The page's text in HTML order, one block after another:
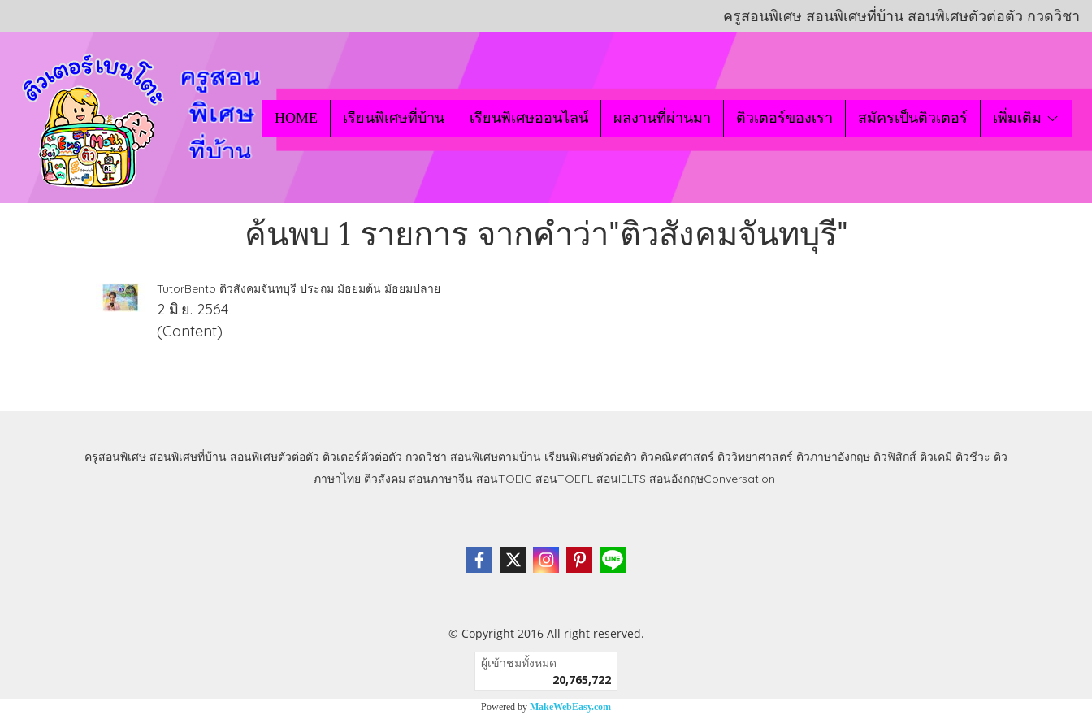
ครูสอนพิเศษ สอนพิเศษที่บ้าน สอนพิเศษตัวต่อตัว กวดวิชา
HOME เรียนพิเศษที่บ้าน เรียนพิเศษออนไลน์ ผลงานที่ผ่านมา ติวเตอร์ของเรา สมัครเป็นติวเตอร์ เพิ่มเติม
ค้นพบ 1 รายการ จากคำว่า"ติวสังคมจันทบุรี"
TutorBento ติวสังคมจันทบุรี ประถม มัธยมต้น มัธยมปลาย
2 มิ.ย. 2564
(Content)
ครูสอนพิเศษ สอนพิเศษที่บ้าน สอนพิเศษตัวต่อตัว ติวเตอร์ตัวต่อตัว กวดวิชา สอนพิเศษตามบ้าน เรียนพิเศษตัวต่อตัว ติวคณิตศาสตร์ ติววิทยาศาสตร์ ติวภาษาอังกฤษ ติวฟิสิกส์ ติวเคมี ติวชีวะ ติว
ภาษาไทย ติวสังคม สอนภาษาจีน สอนTOEIC สอนTOEFL สอนIELTS สอนอังกฤษConversation
© Copyright 2016 All right reserved.
ผู้เข้าชมทั้งหมด
20,765,722
Powered by MakeWebEasy.com